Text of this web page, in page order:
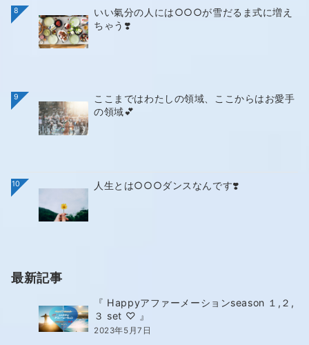
8
いい氣分の人には○○○が雪だるま式に増え
ちゃう❣️
9
ここまではわたしの領域、ここからはお愛手
の領域💕
10 人生とは○○○ダンスなんです❣️
最新記事
『 Happyアファーメーションseason １,２,
３ set ♡ 』
2023年5月7日